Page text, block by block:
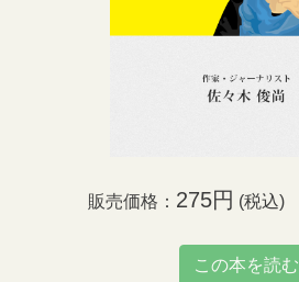
販売価格： 275円 (税込)
この本を読む